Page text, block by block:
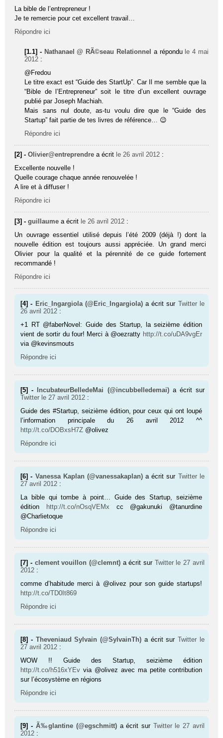
La bible de l’entrepreneur !
Je te remercie pour cet excellent travail…
Répondre ici
[1.1] - Nathanael @ RÃ©seau Relationnel a répondu le 4 mai
2012 :
@Fredou
Le titre exact est “Guide des StartUp”. Car Il me semble que la
“Bible de l’Entrepreneur” soit le titre d’un excellent ouvrage
publié par Joseph Machiah.
Mais sans nul doute, as-tu voulu dire que le “Guide des
Startup” fait partie de tes livres de référence… 😉
Répondre ici
[2] -Olivier@entreprendre a écrit le 26 avril 2012 :
Excellente nouvelle !
Quelle courage chaque année renouvelée !
A lire et à diffuser !
Répondre ici
[3] -guillaume a écrit le 26 avril 2012 :
Un ouvrage essentiel utilisé depuis l’été 2009 (déjà !) dont la
nouvelle édition est toujours aussi appréciée. Un grand merci
Olivier pour la qualité et la pérennité de ce guide fortement
recommandé !
Répondre ici
[4] - Eric_Ingargiola (@Eric_Ingargiola) a écrit sur Twitter le
26 avril 2012 :
+1 RT @faberNovel: Guide des Startup, la seizième édition
vient de sortir du four! Merci à @oezratty http://t.co/uDA9vgEr
via @kevinsmouts
Répondre ici
[5] - IncubateurBelledeMai (@incubbelledemai) a écrit sur
Twitter le 27 avril 2012 :
Guide des #Startup, seizième édition, pour ceux qui ont loupé
l’information principale du 26 avril 2012 ^^
http://t.co/DOBxsH7Z @olivez
Répondre ici
[6] - Vanessa Kaplan (@vanessakaplan) a écrit sur Twitter le
27 avril 2012 :
La bible qui tombe à point… Guide des Startup, seizième
édition
http://t.co/nOsqVEMx cc @gakunuki @tanurdine
@Charlietoque
Répondre ici
[7] - clement vouillon (@clemnt) a écrit sur Twitter le 27 avril
2012 :
comme d’habitude merci à @olivez pour son guide startups!
http://t.co/TD0It869
Répondre ici
[8] - Theveniaud Sylvain (@SylvainTh) a écrit surTwitter le
27 avril 2012 :
WOW !! Guide des Startup, seizième édition
http://t.co/h516xYEv via @olivez avec ma petite contribution
sur l’écosystème en régions
Répondre ici
[9] - Ã‰glantine (@egschmitt) a écrit sur Twitter le 27 avril
2012 :